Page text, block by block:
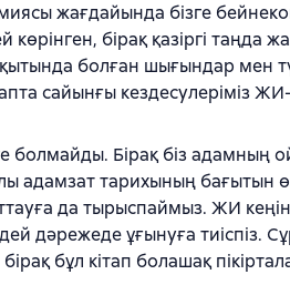
жағдайында бізге
бірақ қазіргі таңда
болған шығындар мен
сайынғы кездесулеріміз
Бірақ біз адамның
тарихының бағытын
да тырыспаймыз. ЖИ
дәрежеде ұғынуға тиіспіз.
бұл кітап болашақ